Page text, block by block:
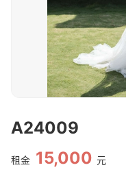
A24009
租金 15,000 元